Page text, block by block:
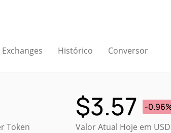
Exchanges Histórico Conversor
Token
$3.57
-
Valor Atual Hoje em USD